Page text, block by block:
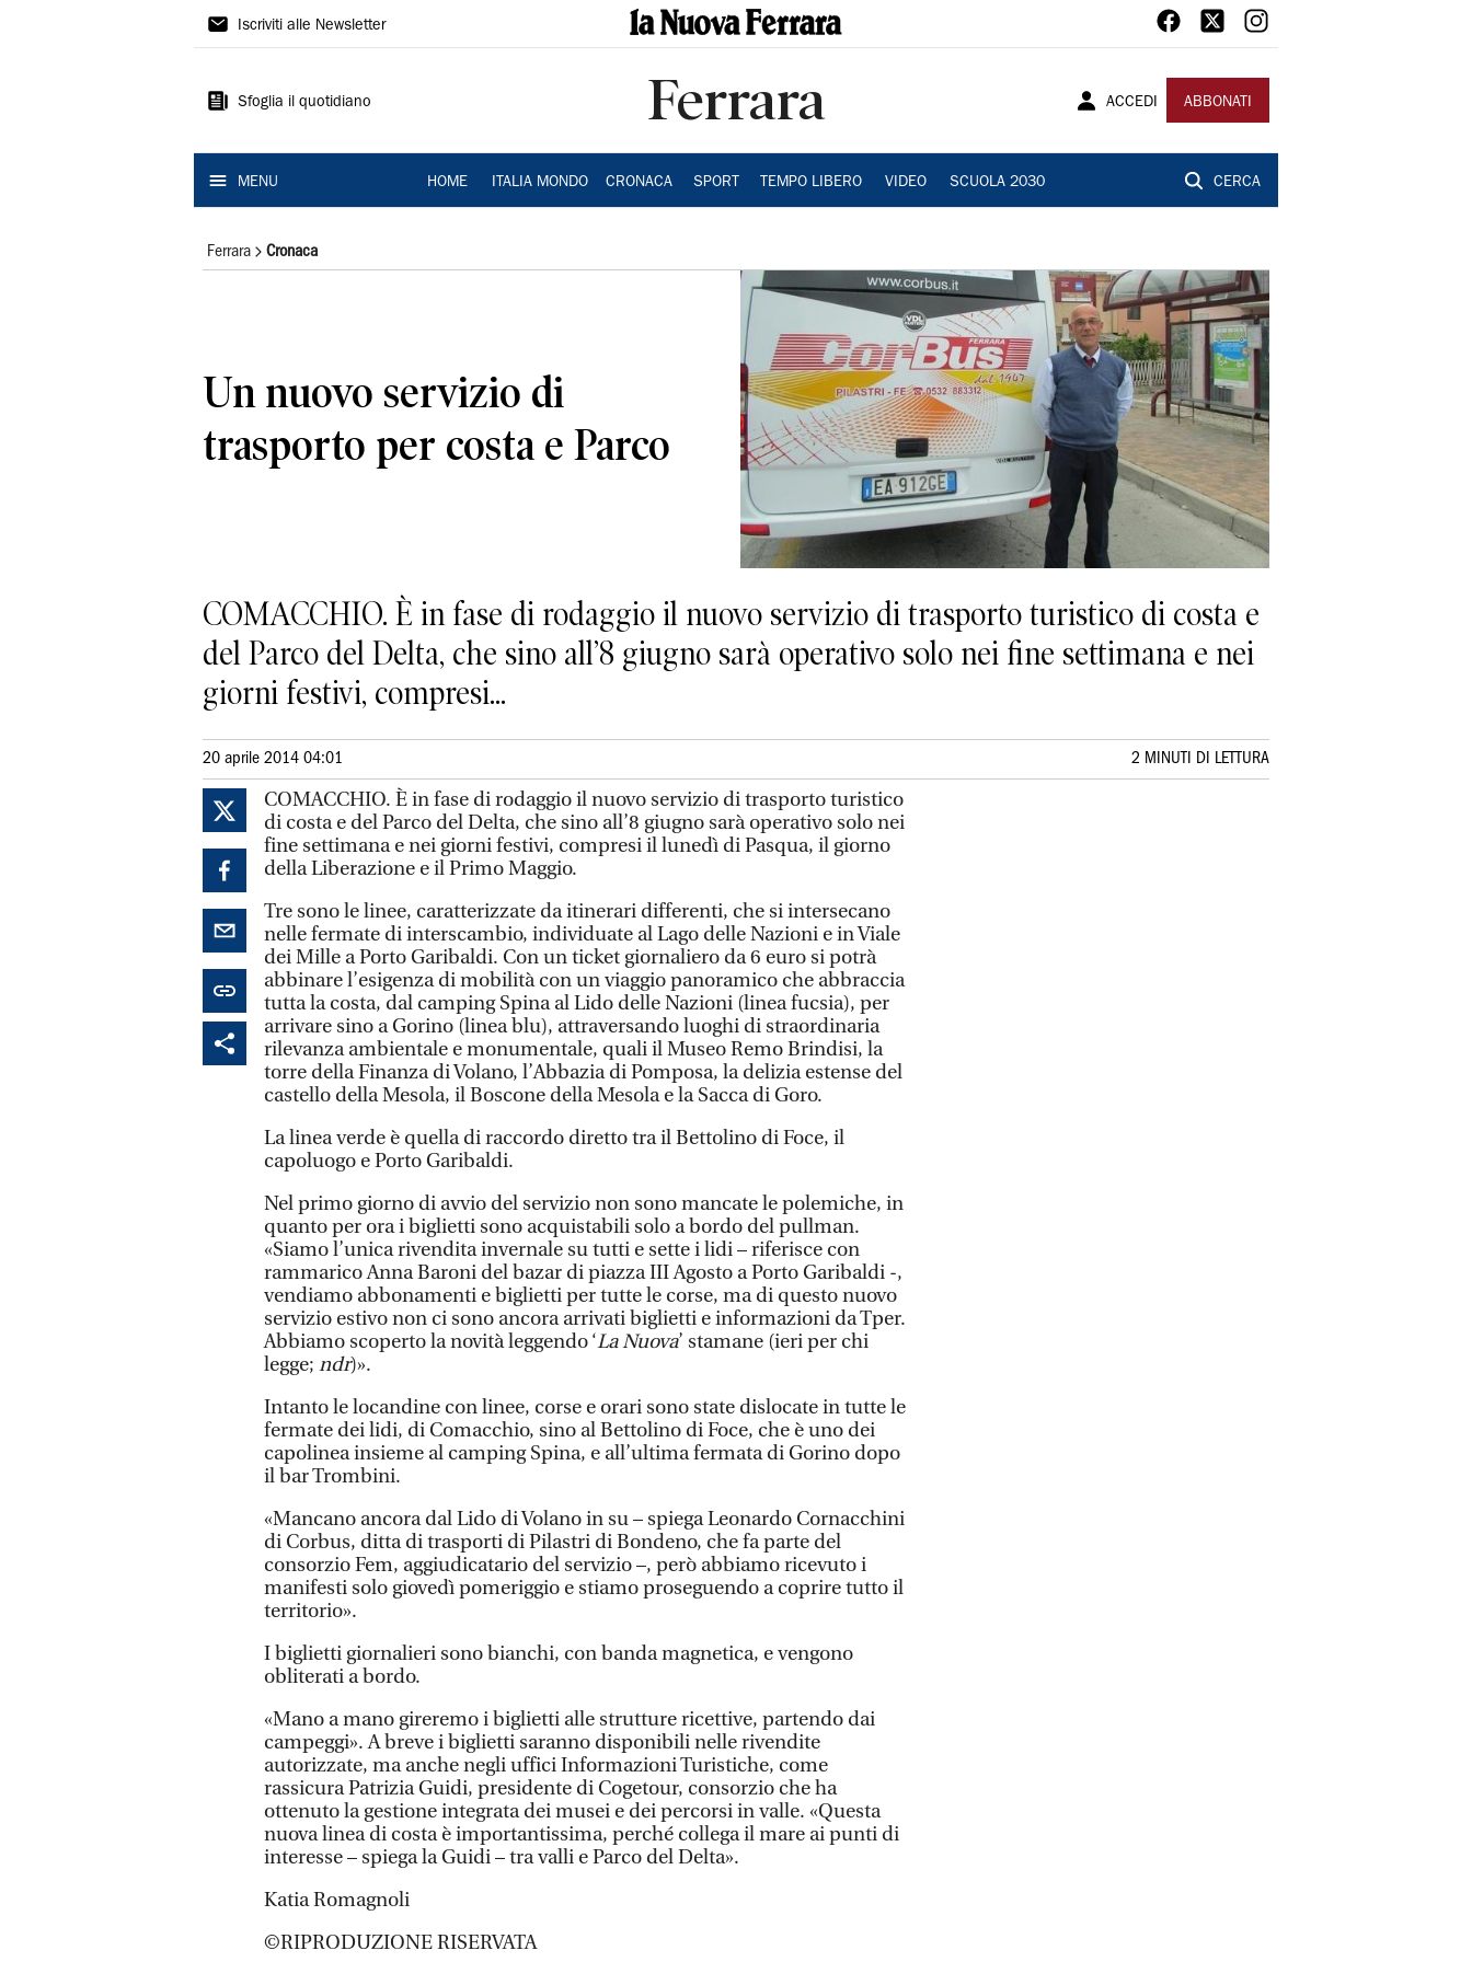
La
Ferrara
Iscriviti alle Newsletter
Sfoglia il quotidiano Ferrara ACCEDI ABBONATI
MENU HOME ITALIA MONDO CRONACA SPORT TEMPO LIBERO VIDEO SCUOLA 2030 CERCA
Ferrara Cronaca
Un nuovo servizio di
trasporto per costa e Parco
COMACCHIO. È in fase di rodaggio il nuovo servizio di trasporto turistico di costa e
del Parco del Delta, che sino all’8 giugno sarà operativo solo nei fine settimana e nei
giorni festivi, compresi...
20 aprile 2014 04:01 2 MINUTI DI LETTURA
COMACCHIO. È in fase di rodaggio il nuovo servizio di trasporto turistico
di costa e del Parco del Delta, che sino all’8 giugno sarà operativo solo nei
fine settimana e nei giorni festivi, compresi il lunedì di Pasqua, il giorno
della Liberazione e il Primo Maggio.
Tre sono le linee, caratterizzate da itinerari differenti, che si intersecano
nelle fermate di interscambio, individuate al Lago delle Nazioni e in Viale
dei Mille a Porto Garibaldi. Con un ticket giornaliero da 6 euro si potrà
abbinare l’esigenza di mobilità con un viaggio panoramico che abbraccia
tutta la costa, dal camping Spina al Lido delle Nazioni (linea fucsia), per
arrivare sino a Gorino (linea blu), attraversando luoghi di straordinaria
rilevanza ambientale e monumentale, quali il Museo Remo Brindisi, la
torre della Finanza di Volano, l’Abbazia di Pomposa, la delizia estense del
castello della Mesola, il Boscone della Mesola e la Sacca di Goro.
La linea verde è quella di raccordo diretto tra il Bettolino di Foce, il
capoluogo e Porto Garibaldi.
Nel primo giorno di avvio del servizio non sono mancate le polemiche, in
quanto per ora i biglietti sono acquistabili solo a bordo del pullman.
«Siamo l’unica rivendita invernale su tutti e sette i lidi – riferisce con
rammarico Anna Baroni del bazar di piazza III Agosto a Porto Garibaldi -,
vendiamo abbonamenti e biglietti per tutte le corse, ma di questo nuovo
servizio estivo non ci sono ancora arrivati biglietti e informazioni da Tper.
Abbiamo scoperto la novità leggendo ‘La Nuova’ stamane (ieri per chi
legge; ndr)».
Intanto le locandine con linee, corse e orari sono state dislocate in tutte le
fermate dei lidi, di Comacchio, sino al Bettolino di Foce, che è uno dei
capolinea insieme al camping Spina, e all’ultima fermata di Gorino dopo
il bar Trombini.
«Mancano ancora dal Lido di Volano in su – spiega Leonardo Cornacchini
di Corbus, ditta di trasporti di Pilastri di Bondeno, che fa parte del
consorzio Fem, aggiudicatario del servizio –, però abbiamo ricevuto i
manifesti solo giovedì pomeriggio e stiamo proseguendo a coprire tutto il
territorio».
I biglietti giornalieri sono bianchi, con banda magnetica, e vengono
obliterati a bordo.
«Mano a mano gireremo i biglietti alle strutture ricettive, partendo dai
campeggi». A breve i biglietti saranno disponibili nelle rivendite
autorizzate, ma anche negli uffici Informazioni Turistiche, come
rassicura Patrizia Guidi, presidente di Cogetour, consorzio che ha
ottenuto la gestione integrata dei musei e dei percorsi in valle. «Questa
nuova linea di costa è importantissima, perché collega il mare ai punti di
interesse – spiega la Guidi – tra valli e Parco del Delta».
Katia Romagnoli
©RIPRODUZIONE RISERVATA